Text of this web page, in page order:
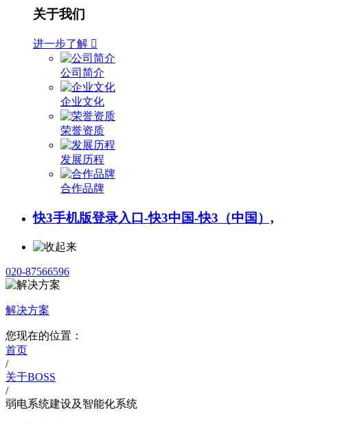
关于我们
进一步了解 
公司简介
企业文化
荣誉资质
发展历程
合作品牌
快3手机版登录入口-快3中国-快3（中国）,
020-87566596
解决方案
您现在的位置：
首页
/
关于BOSS
/
弱电系统建设及智能化系统